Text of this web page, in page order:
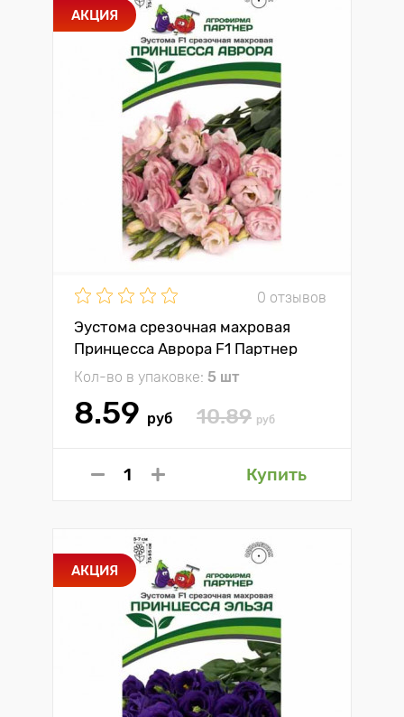
АКЦИЯ
0 отзывов
Эустома срезочная махровая
Принцесса Аврора F1 Партнер
Кол-во в упаковке: 5 шт
8.59 руб 10.89 руб
Купить
АКЦИЯ